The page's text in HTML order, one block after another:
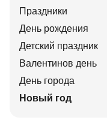
Праздники
День рождения
Детский праздник
Валентинов день
День города
Новый год